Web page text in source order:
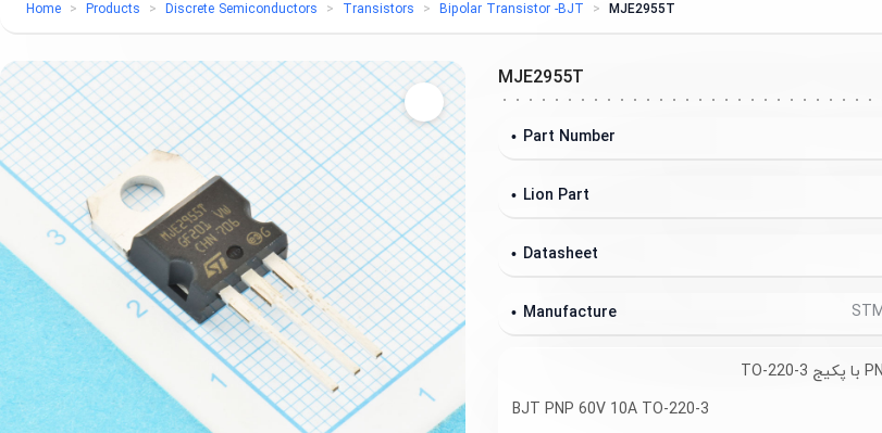
Home Products Discrete Semiconductors Transistors Bipolar Transistor -BJT MJE2955T
MJE2955T
Part Number
Lion Part
Datasheet
Manufacture
BJT PNP 60V 10A TO-220-3